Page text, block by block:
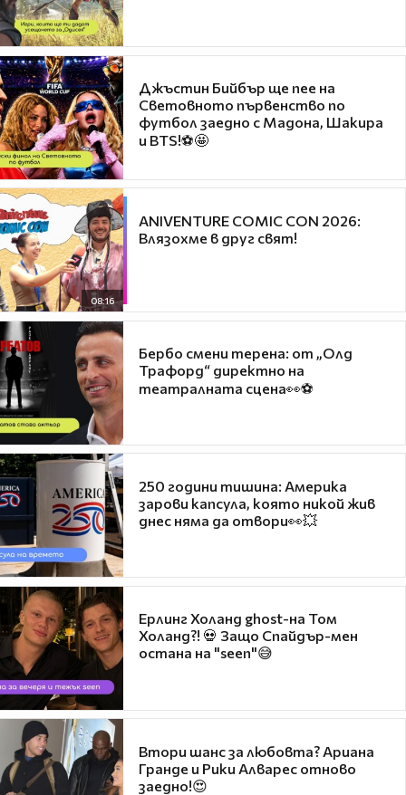
Джъстин Бийбър ще пее на
Световното първенство по
футбол заедно с Мадона, Шакира
и BTS!⚽🤩
08:16
ANIVENTURE COMIC CON 2026:
Влязохме в друг свят!
Бербо смени терена: от „Олд
Трафорд“ директно на
театралната сцена👀⚽
250 години тишина: Америка
зарови капсула, която никой жив
днес няма да отвори👀💥
Ерлинг Холанд ghost-на Том
Холанд?! 💀 Защо Спайдър-мен
остана на "seen"😅
Втори шанс за любовта? Ариана
Гранде и Рики Алварес отново
заедно!😍